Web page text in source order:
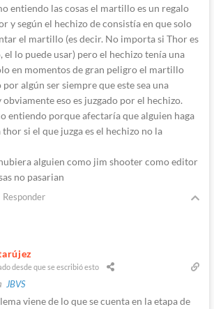
entiendo las cosas el martillo es un regalo
y según el hechizo de consistía en que solo
el martillo (es decir. No importa si Thor es
el lo puede usar) pero el hechizo tenía una
en momentos de gran peligro el martillo
por algún ser siempre que este sea una
obviamente eso es juzgado por el hechizo.
entiendo porque afectaría que alguien haga
si el que juzga es el hechizo no la
alguien como jim shooter como editor
no pasarian
Responder
desde que se escribió esto
JBVS
viene de lo que se cuenta en la etapa de